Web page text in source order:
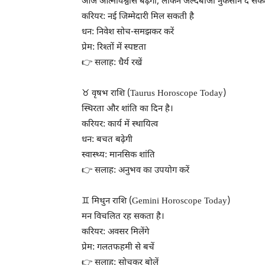
करियर: नई जिम्मेदारी मिल सकती है
धन: निवेश सोच-समझकर करें
प्रेम: रिश्तों में स्पष्टता
👉 सलाह: धैर्य रखें
♉ वृषभ राशि (Taurus Horoscope Today)
स्थिरता और शांति का दिन है।
करियर: कार्य में स्थायित्व
धन: बचत बढ़ेगी
स्वास्थ्य: मानसिक शांति
👉 सलाह: अनुभव का उपयोग करें
♊ मिथुन राशि (Gemini Horoscope Today)
मन विचलित रह सकता है।
करियर: अवसर मिलेंगे
प्रेम: गलतफहमी से बचें